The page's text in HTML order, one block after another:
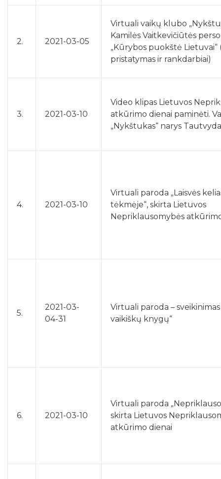
Žaisloteka
Mokamos paslaugos
Suskaitmenintas kultūros paveldas
2. 2021-03-05
Virtuali vaikų klubo
Kamilės Vaitkevičiūtės
„Kūrybos puokštė Lietuvai“
pristatymas ir rankdarbiai)
3. 2021-03-10
Video klipas Lietuvos
atkūrimo dienai paminėti.
„Nykštukas“ narys
4. 2021-03-10
Virtuali paroda „Laisvės
tėkmėje“, skirta Lietuvos
Nepriklausomybės
5.
2021-03-
04-31
Virtuali paroda – sveikinimas
vaikiškų knygų“
6. 2021-03-10
Virtuali paroda
skirta Lietuvos
atkūrimo dienai